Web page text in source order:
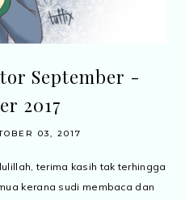
September -
2017
03, 2017
terima kasih tak terhingga
kerana sudi membaca dan